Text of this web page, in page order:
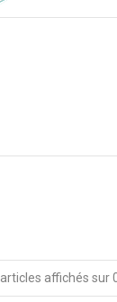
articles affichés sur